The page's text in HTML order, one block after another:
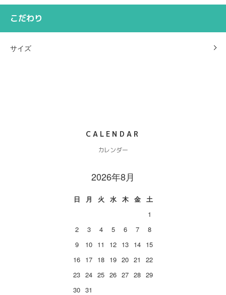
こだわり
サイズ
CALENDAR
カレンダー
2026年8月
日 月 火 水 木 金
土
1
2
3 4 5 6 7
8
9
10 11 12 13 14 15
16 17 18 19 20 21
22
23 24 25 26 27 28 29
30 31